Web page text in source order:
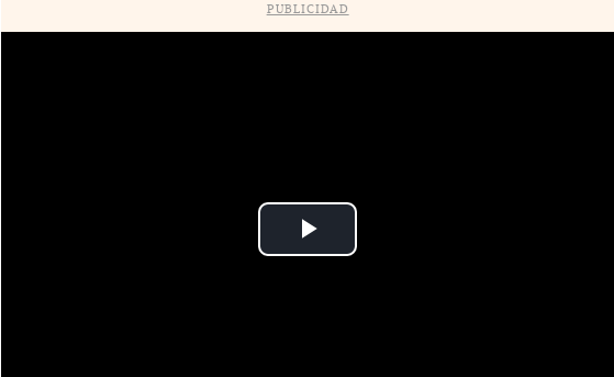
PUBLICIDAD